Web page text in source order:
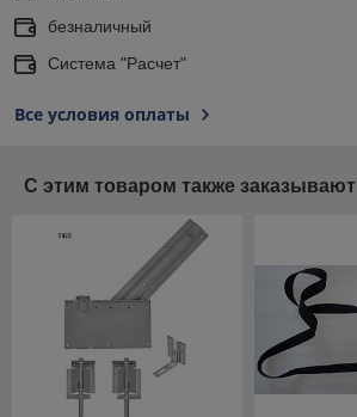
безналичный
Система "Расчет"
Все условия оплаты
С этим товаром также заказывают